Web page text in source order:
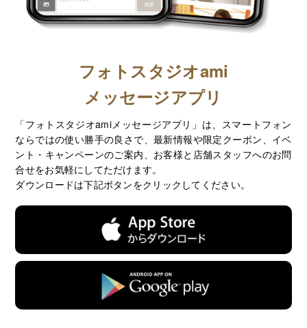
フォトスタジオami
メッセージアプリ
「フォトスタジオamiメッセージアプリ」は、スマートフォン
ならではの使い勝手の良さで、最新情報や限定クーポン、イベ
ント・キャンペーンのご案内、お客様と店舗スタッフへのお問
合せをお気軽にしてただけます。
ダウンロードは下記ボタンをクリックしてください。